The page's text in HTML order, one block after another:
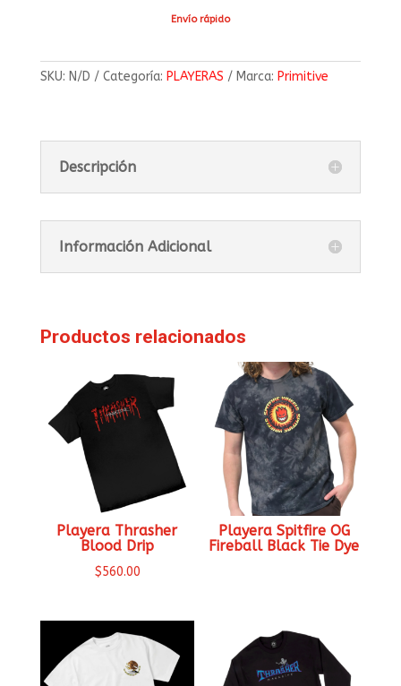
Envío rápido
SKU: N/D Categoría: PLAYERAS Marca: Primitive
Descripción
Información Adicional
Productos relacionados
Playera Thrasher
Blood Drip
$560.00
Playera Spitfire OG
Fireball Black Tie Dye